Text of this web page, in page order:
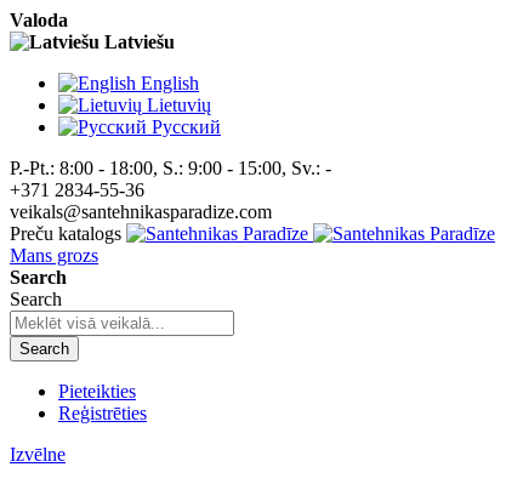
Valoda
Latviešu
English
Lietuvių
Pусский
P.-Pt.: 8:00 - 18:00, S.: 9:00 - 15:00, Sv.: -
+371 2834-55-36
veikals@santehnikasparadize.com
Preču katalogs
Mans grozs
Search
Search
Search
Pieteikties
Reģistrēties
Izvēlne